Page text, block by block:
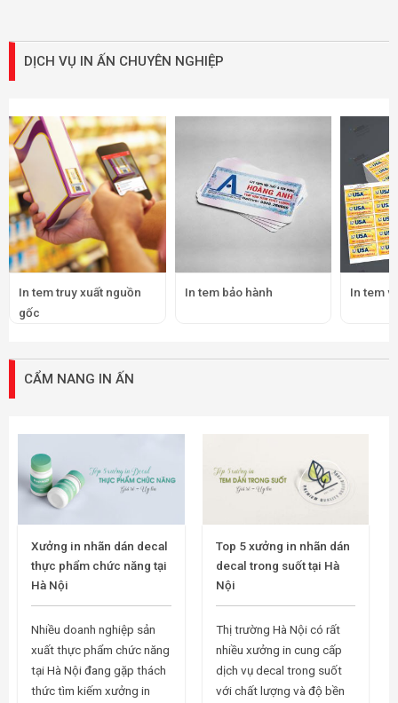
DỊCH VỤ IN ẤN CHUYÊN NGHIỆP
In tem truy xuất nguồn
gốc
In tem bảo hành In tem
CẨM NANG IN ẤN
Xưởng in nhãn dán decal
thực phẩm chức năng tại
Hà Nội
Nhiều doanh nghiệp sản
xuất thực phẩm chức năng
tại Hà Nội đang gặp thách
thức tìm kiếm xưởng in
Top 5 xưởng in nhãn dán
decal trong suốt tại Hà
Nội
Thị trường Hà Nội có rất
nhiều xưởng in cung cấp
dịch vụ decal trong suốt
với chất lượng và độ bền